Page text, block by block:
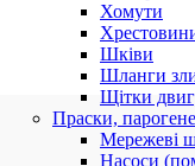
Хомути
Шківи
Шланги
Щітки
Праски,
Мережеві
Насоси